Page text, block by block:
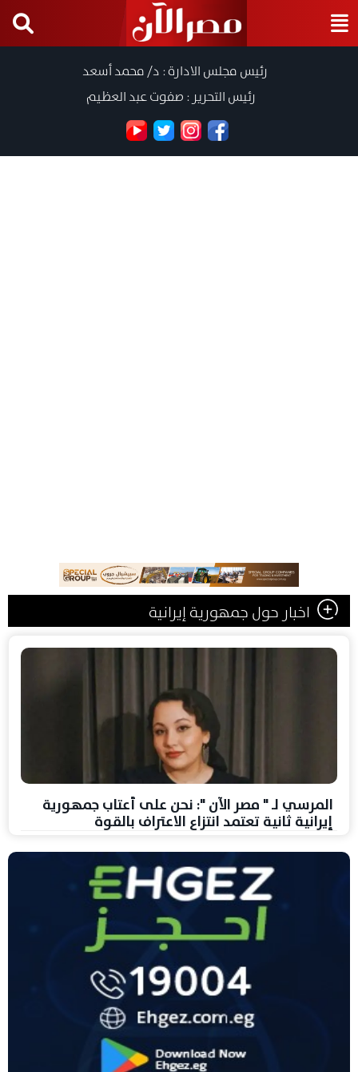
رئيس مجلس الادارة : د/ محمد أسعد
رئيس التحرير : صفوت عبد العظيم
اخبار حول جمهورية إيرانية
المرسي لـ " مصر الآن ": نحن على أعتاب جمهورية
إيرانية ثانية تعتمد انتزاع الاعتراف بالقوة